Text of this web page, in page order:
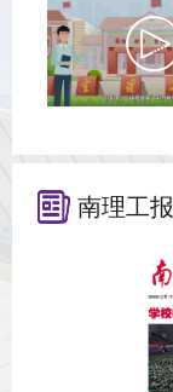
南理工报